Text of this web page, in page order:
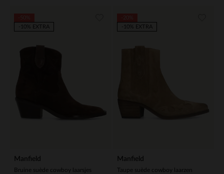
Manfield
Bruine suède cowboy laarsjes
-10% EXTRA
Manfield
Taupe suède cowboy laarzen
-10% EXTRA